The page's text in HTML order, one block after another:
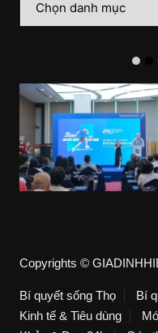
mục
Copyrights ©
Bí quyết sống Thọ
Bí
Kinh tế & Tiêu dùng